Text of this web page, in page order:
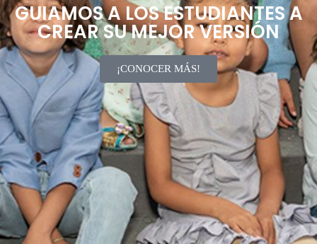
GUIAMOS A LOS ESTUDIANTES A
CREAR SU MEJOR VERSIÓN
¡CONOCER MÁS!